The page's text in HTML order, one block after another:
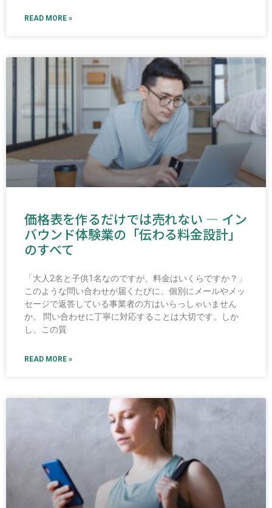
READ MORE »
価格表を作るだけでは売れない ― イン
バウンド体験業の「伝わる料金設計」
のすべて
「大人2名と子供1名なのですが、料金はいくらですか？」
このような問い合わせが届くたびに、個別にメールやメッ
セージで返答している事業者の方はいらっしゃいません
か。 問い合わせに丁寧に対応することは大切です。しか
し、この質
READ MORE »